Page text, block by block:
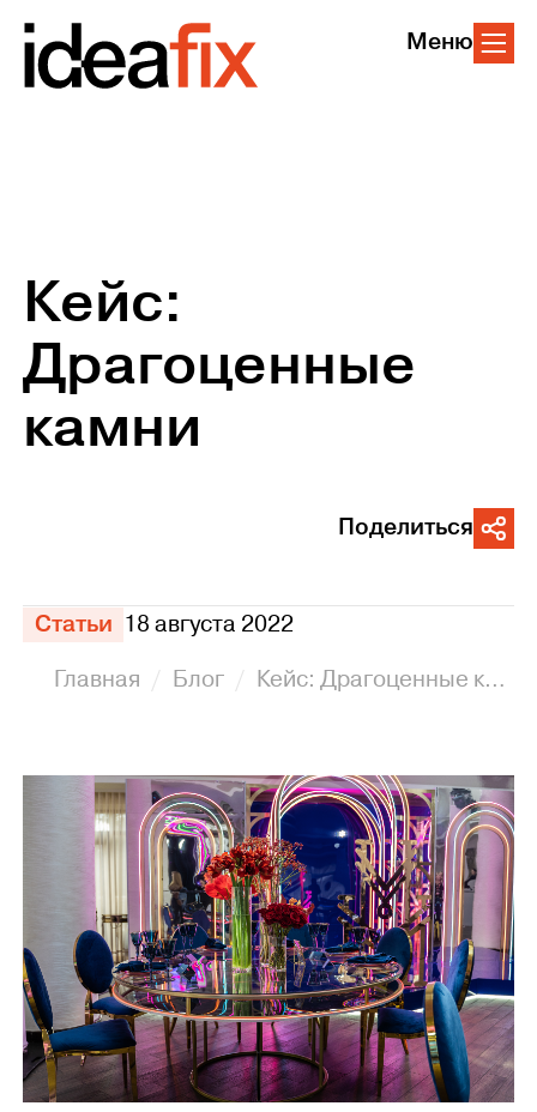
Меню
Кейс:
Драгоценные
камни
Поделиться
Статьи 18 августа 2022
Главная
Блог Кейс: Драгоценные камни